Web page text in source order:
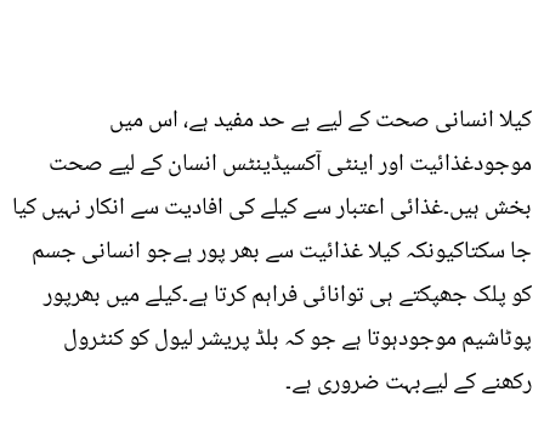
کیلا انسانی صحت کے لیے بے حد مفید ہے، اس میں
موجودغذائیت اور اینٹی آکسیڈینٹس انسان کے لیے صحت
بخش ہیں۔غذائی اعتبار سے کیلے کی افادیت سے انکار نہیں کیا
جا سکتاکیونکہ کیلا غذائیت سے بھر پور ہےجو انسانی جسم
کو پلک جھپکتے ہی توانائی فراہم کرتا ہے۔کیلے میں بھرپور
پوٹاشیم موجودہوتا ہے جو کہ بلڈ پریشر لیول کو کنٹرول
رکھنے کے لیےبہت ضروری ہے۔